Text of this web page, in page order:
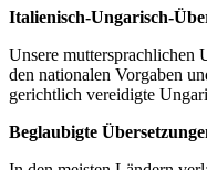
Italienisch-Ungarisch-
Unsere muttersprachlichen
den nationalen Vorgaben
gerichtlich vereidigte
Beglaubigte